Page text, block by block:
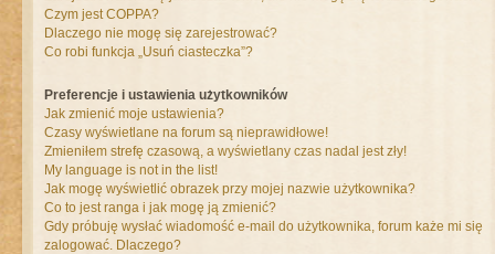
Czym jest COPPA?
Dlaczego nie mogę się zarejestrować?
Co robi funkcja „Usuń ciasteczka”?
Preferencje i ustawienia użytkowników
Jak zmienić moje ustawienia?
Czasy wyświetlane na forum są nieprawidłowe!
Zmieniłem strefę czasową, a wyświetlany czas nadal jest zły!
My language is not in the list!
Jak mogę wyświetlić obrazek przy mojej nazwie użytkownika?
Co to jest ranga i jak mogę ją zmienić?
Gdy próbuję wysłać wiadomość e-mail do użytkownika, forum każe mi się
zalogować. Dlaczego?